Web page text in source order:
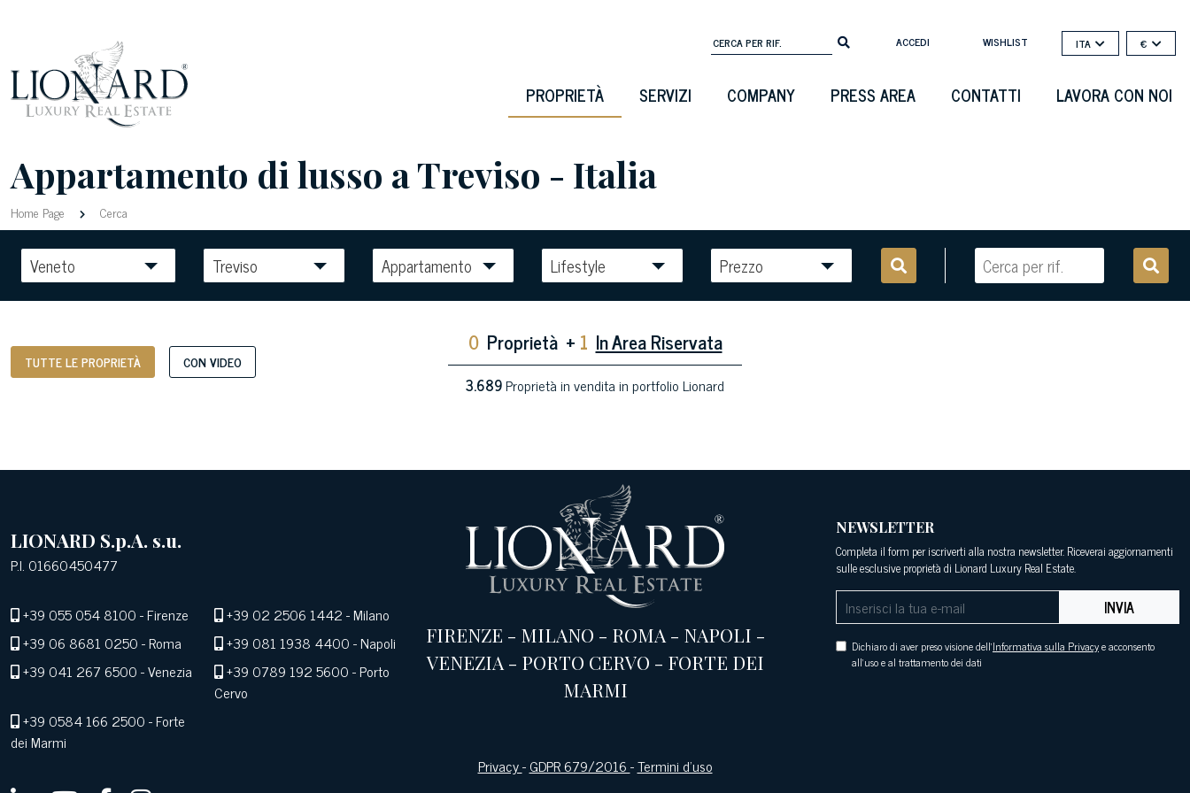
ACCEDI WISHLIST ITA €
PROPRIETÀ SERVIZI COMPANY PRESS AREA CONTATTI LAVORA CON NOI
Appartamento di lusso a Treviso - Italia
Home Page Cerca
Veneto Treviso Appartamento Lifestyle Prezzo
TUTTE LE PROPRIETÀ CON VIDEO
0 Proprietà + 1 In Area Riservata
3.689Proprietà in vendita in portfolio Lionard
LIONARD S.p.A. s.u.
P.I. 01660450477
+39 055 054 8100- Firenze +39 02 2506 1442- Milano
+39 06 8681 0250- Roma +39 081 1938 4400- Napoli
+39 041 267 6500- Venezia +39 0789 192 5600- Porto
Cervo
+39 0584 166 2500- Forte
dei Marmi
FIRENZE - MILANO - ROMA - NAPOLI -
VENEZIA - PORTO CERVO - FORTE DEI
MARMI
Privacy-GDPR 679/2016-Termini d’uso
NEWSLETTER
Completa il form per iscriverti alla nostra newsletter. Riceverai aggiornamenti
sulle esclusive proprietà di Lionard Luxury Real Estate.
INVIA
Dichiaro di aver preso visione dell'Informativa sulla Privacye acconsento
all'uso e al trattamento dei dati